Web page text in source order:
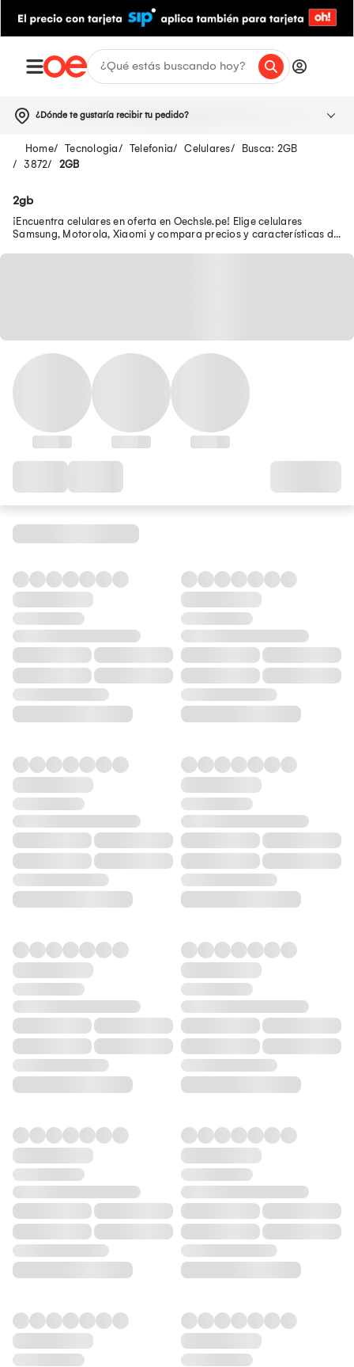
¿Dónde te gustaría recibir tu pedido?
Tecnologia Telefonia Celulares
Busca: 2GB
3872
2GB
2gb
¡Encuentra celulares en oferta en Oechsle.pe! Elige celulares
Samsung, Motorola, Xiaomi y compara precios y características de